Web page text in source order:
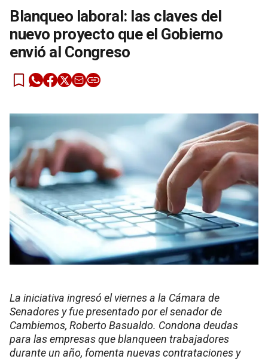
Blanqueo laboral: las claves del
nuevo proyecto que el Gobierno
envió al Congreso
La iniciativa ingresó el viernes a la Cámara de
Senadores y fue presentado por el senador de
Cambiemos, Roberto Basualdo. Condona deudas
para las empresas que blanqueen trabajadores
durante un año, fomenta nuevas contrataciones y